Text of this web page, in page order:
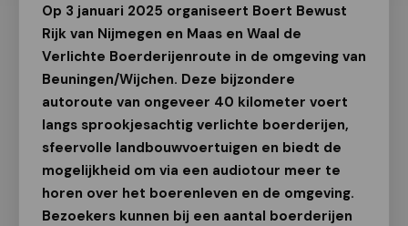
Op 3 januari 2025 organiseert Boert Bewust
Rijk van Nijmegen en Maas en Waal de
Verlichte Boerderijenroute in de omgeving van
Beuningen/Wijchen. Deze bijzondere
autoroute van ongeveer 40 kilometer voert
langs sprookjesachtig verlichte boerderijen,
sfeervolle landbouwvoertuigen en biedt de
mogelijkheid om via een audiotour meer te
horen over het boerenleven en de omgeving.
Bezoekers kunnen bij een aantal boerderijen